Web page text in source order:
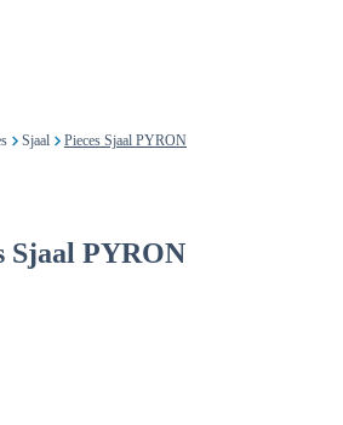
Sjaal Pieces Sjaal PYRON
Sjaal PYRON